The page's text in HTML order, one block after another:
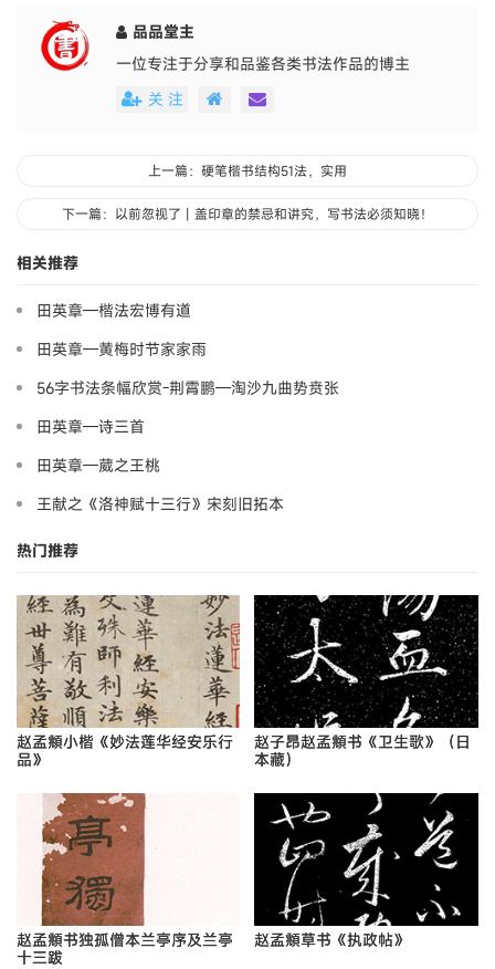
品品堂主
一位专注于分享和品鉴各类书法作品的博主
关 注
上一篇：硬笔楷书结构51法，实用
下一篇：以前忽视了丨盖印章的禁忌和讲究，写书法必须知晓！
相关推荐
田英章—楷法宏博有道
田英章—黄梅时节家家雨
56字书法条幅欣赏-荆霄鹏—淘沙九曲势贲张
田英章—诗三首
田英章—葳之王桃
王献之《洛神赋十三行》宋刻旧拓本
热门推荐
赵孟頫小楷《妙法莲华经安乐行
品》
赵子昂赵孟頫书《卫生歌》（日
本藏）
赵孟頫书独孤僧本兰亭序及兰亭
十三跋
赵孟頫草书《执政帖》